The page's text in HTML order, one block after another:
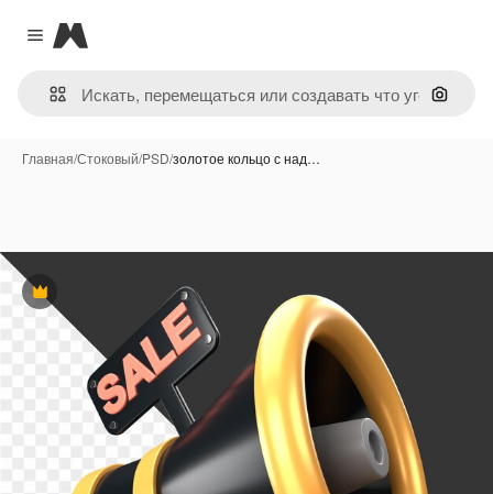
Close menu
Magnific
Поиск
Главная/Стоковый/PSD/золотое кольцо с над…
Премиум